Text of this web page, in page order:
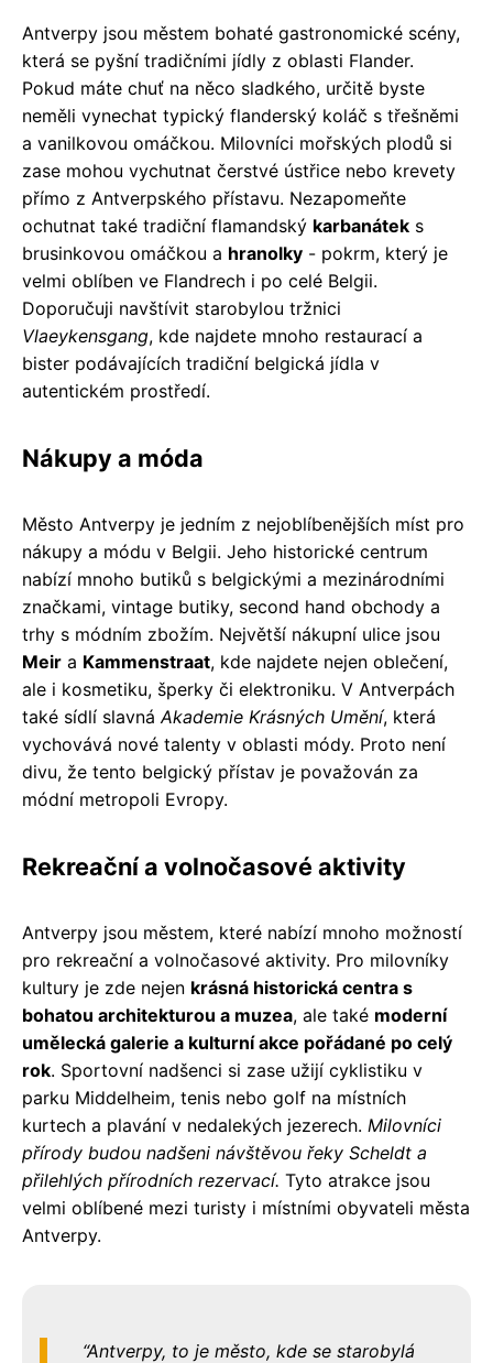
Antverpy jsou městem bohaté gastronomické scény,
která se pyšní tradičními jídly z oblasti Flander.
Pokud máte chuť na něco sladkého, určitě byste
neměli vynechat typický flanderský koláč s třešněmi
a vanilkovou omáčkou. Milovníci mořských plodů si
zase mohou vychutnat čerstvé ústřice nebo krevety
přímo z Antverpského přístavu. Nezapomeňte
ochutnat také tradiční flamandský karbanátek s
brusinkovou omáčkou a hranolky - pokrm, který je
velmi oblíben ve Flandrech i po celé Belgii.
Doporučuji navštívit starobylou tržnici
Vlaeykensgang, kde najdete mnoho restaurací a
bister podávajících tradiční belgická jídla v
autentickém prostředí.
Nákupy a móda
Město Antverpy je jedním z nejoblíbenějších míst pro
nákupy a módu v Belgii. Jeho historické centrum
nabízí mnoho butiků s belgickými a mezinárodními
značkami, vintage butiky, second hand obchody a
trhy s módním zbožím. Největší nákupní ulice jsou
Meir a Kammenstraat, kde najdete nejen oblečení,
ale i kosmetiku, šperky či elektroniku. V Antverpách
také sídlí slavná Akademie Krásných Umění, která
vychovává nové talenty v oblasti módy. Proto není
divu, že tento belgický přístav je považován za
módní metropoli Evropy.
Rekreační a volnočasové aktivity
Antverpy jsou městem, které nabízí mnoho možností
pro rekreační a volnočasové aktivity. Pro milovníky
kultury je zde nejen krásná historická centra s
bohatou architekturou a muzea, ale také moderní
umělecká galerie a kulturní akce pořádané po celý
rok. Sportovní nadšenci si zase užijí cyklistiku v
parku Middelheim, tenis nebo golf na místních
kurtech a plavání v nedalekých jezerech. Milovníci
přírody budou nadšeni návštěvou řeky Scheldt a
přilehlých přírodních rezervací. Tyto atrakce jsou
velmi oblíbené mezi turisty i místními obyvateli města
Antverpy.
Antverpy, to je město, kde se starobylá